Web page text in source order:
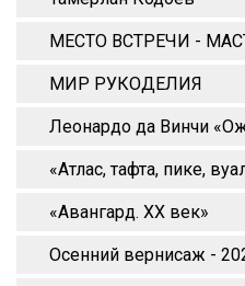
МЕСТО ВСТРЕЧИ -
МИР РУКОДЕЛИЯ
Леонардо да Винчи
«Атлас, тафта, пике,
«Авангард. XX век»
Осенний вернисаж -